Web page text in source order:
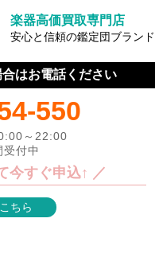
楽器高価買取専門店
安心と信頼の鑑定団ブランド
はお電話ください
550
～22:00
付中
今すぐ申込↑ ／
ちら